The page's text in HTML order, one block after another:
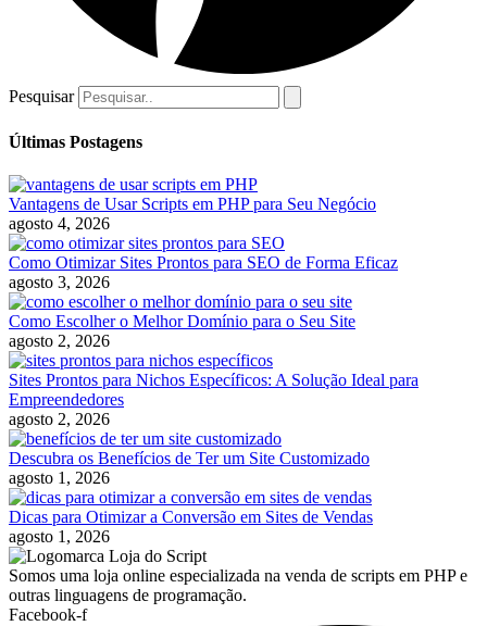
Pesquisar
Últimas Postagens
Vantagens de Usar Scripts em PHP para Seu Negócio
agosto 4, 2026
Como Otimizar Sites Prontos para SEO de Forma Eficaz
agosto 3, 2026
Como Escolher o Melhor Domínio para o Seu Site
agosto 2, 2026
Sites Prontos para Nichos Específicos: A Solução Ideal para
Empreendedores
agosto 2, 2026
Descubra os Benefícios de Ter um Site Customizado
agosto 1, 2026
Dicas para Otimizar a Conversão em Sites de Vendas
agosto 1, 2026
Somos uma loja online especializada na venda de scripts em PHP e
outras linguagens de programação.
Facebook-f